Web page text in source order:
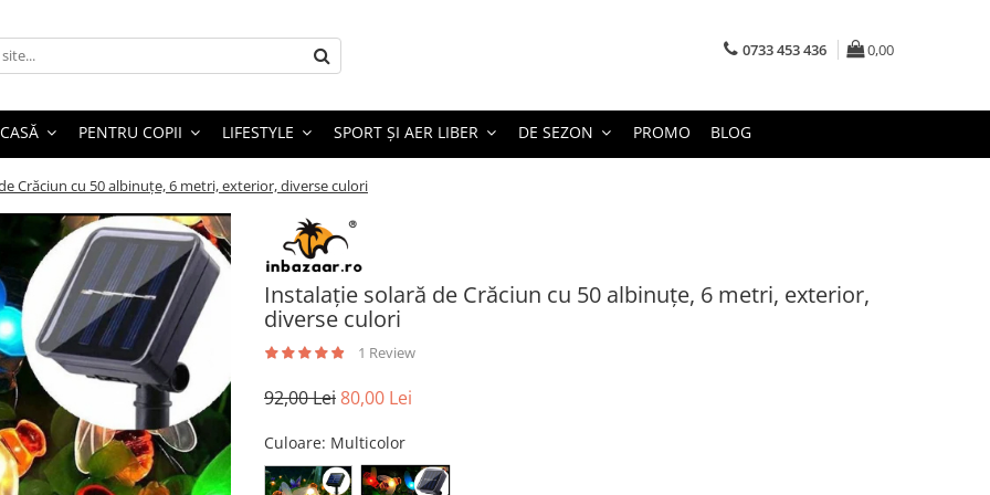
0733 453 436 0,00
PENTRU COPII LIFESTYLE SPORT ȘI AER LIBER DE SEZON PROMO BLOG
Crăciun cu 50 albinuțe, 6 metri, exterior, diverse culori
Instalație solară de Crăciun cu 50 albinuțe, 6 metri, exterior,
diverse culori
1 Review
92,00 Lei80,00 Lei
Culoare: Multicolor